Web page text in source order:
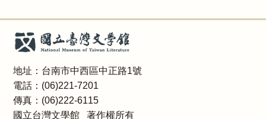
地址：台南市中西區中正路1號
電話：(06)221-7201
傳真：(06)222-6115
國立台灣文學館 著作權所有